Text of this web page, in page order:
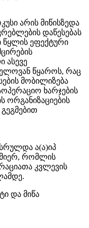
არის მიწისზედა
დაწესებას
წყლის ეფექტური
ასევე
წყაროს, რაც
მობილიზება
ხარჯების
ორგანიზაციების
ა(ა)იპ
მიერ, რომლის
კვლევის
და მიწა